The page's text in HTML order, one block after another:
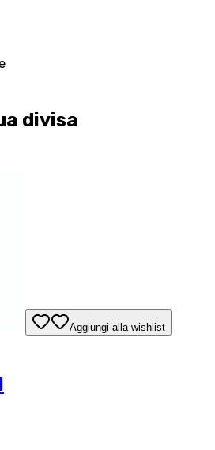
divisa
Aggiungi alla wishlist